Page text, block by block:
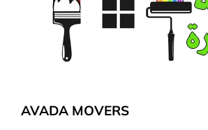
AVADA MOVERS